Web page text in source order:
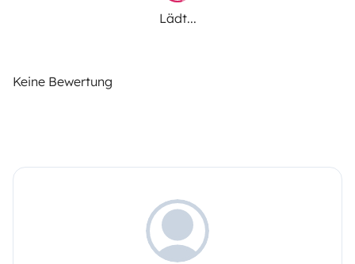
Lädt...
Keine Bewertung